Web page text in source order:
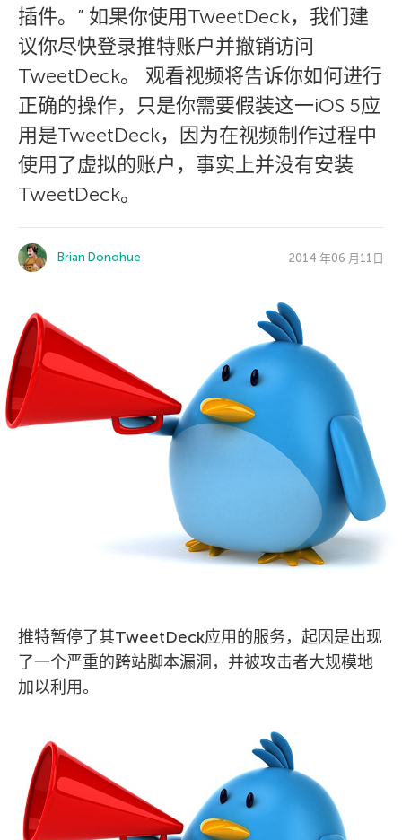
插件。” 如果你使用TweetDeck，我们建
议你尽快登录推特账户并撤销访问
TweetDeck。 观看视频将告诉你如何进行
正确的操作，只是你需要假装这一iOS 5应
用是TweetDeck，因为在视频制作过程中
使用了虚拟的账户，事实上并没有安装
TweetDeck。
Brian Donohue 2014 年06 月11日
推特暂停了其TweetDeck应用的服务，起因是出现
了一个严重的跨站脚本漏洞，并被攻击者大规模地
加以利用。